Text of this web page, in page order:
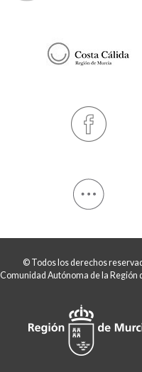
© Todos los derechos
Comunidad Autónoma de la Región